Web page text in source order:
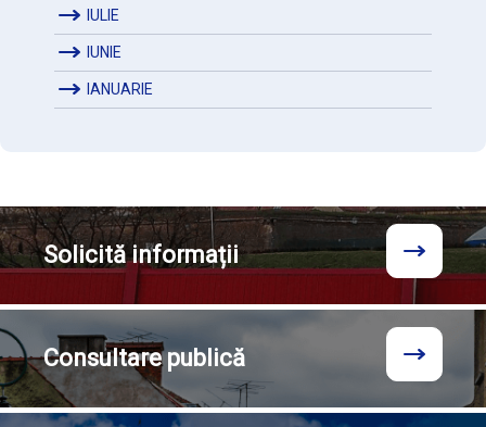
IULIE
IUNIE
IANUARIE
Solicităinformații
Consultarepublică